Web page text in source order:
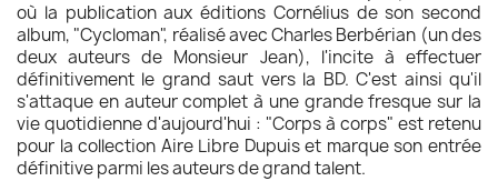
où la publication aux éditions Cornélius de son second
album, "Cycloman", réalisé avec Charles Berbérian (un des
deux auteurs de Monsieur Jean), l'incite à effectuer
définitivement le grand saut vers la BD. C'est ainsi qu'il
s'attaque en auteur complet à une grande fresque sur la
vie quotidienne d'aujourd'hui : "Corps à corps" est retenu
pour la collection Aire Libre Dupuis et marque son entrée
définitive parmi les auteurs de grand talent.